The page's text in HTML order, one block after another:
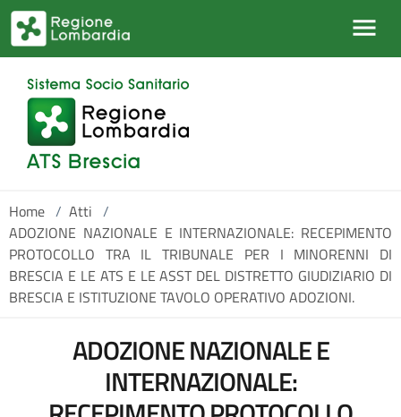
Salta al contenuto principale
Home / Atti /
ADOZIONE NAZIONALE E INTERNAZIONALE: RECEPIMENTO
PROTOCOLLO TRA IL TRIBUNALE PER I MINORENNI DI
BRESCIA E LE ATS E LE ASST DEL DISTRETTO GIUDIZIARIO DI
BRESCIA E ISTITUZIONE TAVOLO OPERATIVO ADOZIONI.
ADOZIONE NAZIONALE E
INTERNAZIONALE: